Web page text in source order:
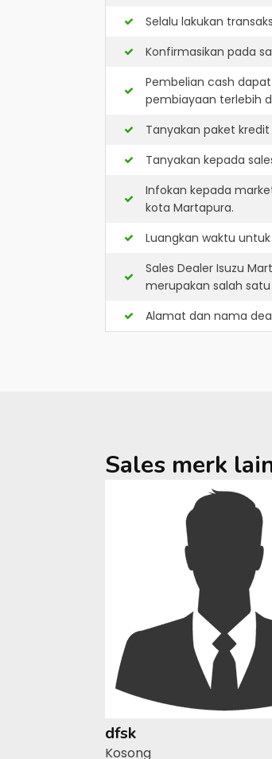
Selalu lakukan
Konfirmasikan pada
Pembelian cash
pembiayaan terlebih
Tanyakan paket
Tanyakan kepada
Infokan kepada
kota Martapura.
Luangkan waktu
Sales Dealer Isuzu
merupakan salah
Alamat dan nama
Sales merk
dfsk
Kosong